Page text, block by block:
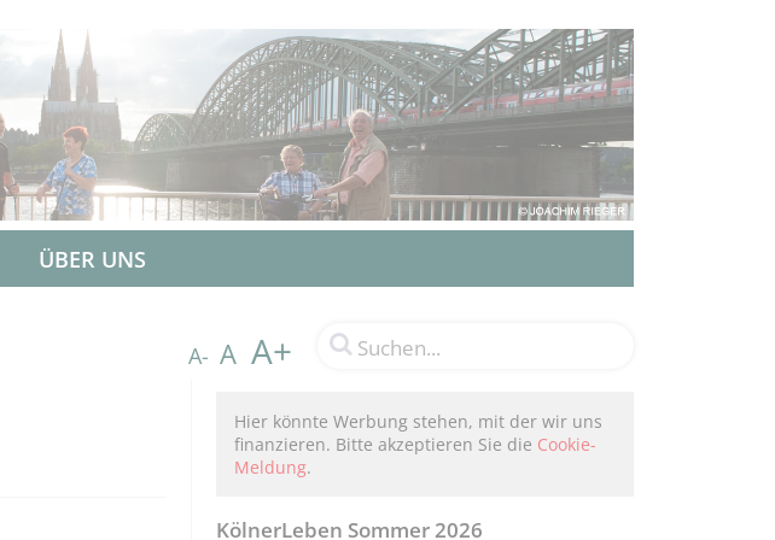
ÜBER UNS
A- A A+
Hier könnte Werbung stehen, mit der wir uns
finanzieren. Bitte akzeptieren Sie die Cookie-
Meldung.
KölnerLeben Sommer 2026